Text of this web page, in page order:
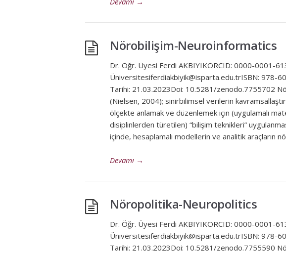
Nörobilişim-Neuroinformatics
Dr. Öğr. Üyesi Ferdi AKBIYIKORCID: 0000-0001-
Üniversitesiferdiakbiyik@isparta.edu.trISBN: 978-
Tarihi: 21.03.2023Doi: 10.5281/zenodo.7755702
(Nielsen, 2004); sinirbilimsel verilerin
ölçekte anlamak ve düzenlemek için (uygulamalı
disiplinlerden türetilen) “bilişim teknikleri”
içinde, hesaplamalı modellerin ve analitik araçların
Devamı →
Nöropolitika-Neuropolitics
Dr. Öğr. Üyesi Ferdi AKBIYIKORCID: 0000-0001-
Üniversitesiferdiakbiyik@isparta.edu.trISBN: 978-
Tarihi: 21.03.2023Doi: 10.5281/zenodo.7755590